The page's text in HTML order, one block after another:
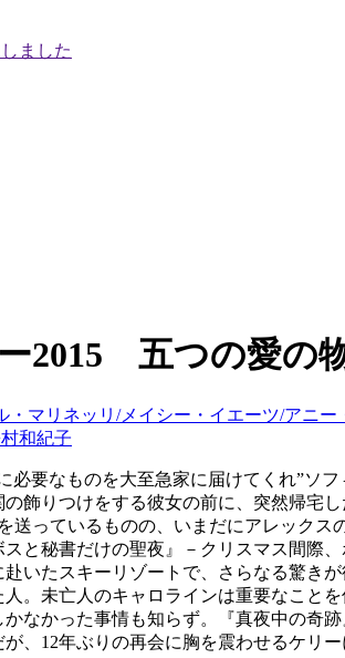
2015 五つの愛の
マリネッリ/メイシー・イエーツ/アニー
和紀子
必要なものを大至急家に届けてくれ”
飾りつけをする彼女の前に、突然帰宅
送っているものの、いまだにアレック
と秘書だけの聖夜』－クリスマス間際
いたスキーリゾートで、さらなる驚き
。未亡人のキャロラインは重要なこと
なかった事情も知らず。『真夜中の
、12年ぶりの再会に胸を震わせるケリ